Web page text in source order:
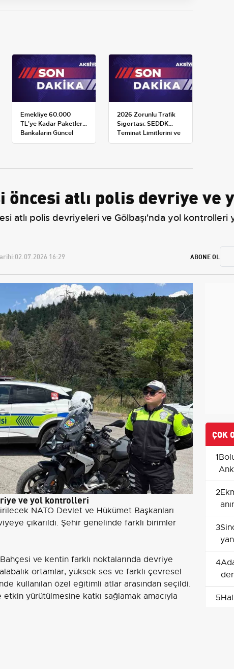
Emekliye 60.000
TL'ye Kadar Paketler:
Bankaların Güncel
Promosyon ve Ek
2026 Zorunlu Trafik
Sigortası: SEDDK
Teminat Limitlerini ve
Çoklu Araç Tarifesini
öncesi atlı polis devriye
atlı polis devriyeleri ve Gölbaşı'nda yol kontrolleri
02.07.2026 16:29 ABONE OL
ve yol kontrolleri
NATO Devlet ve Hükümet Başkanları
çıkarıldı. Şehir genelinde farklı birimler
ve kentin farklı noktalarında devriye
ortamlar, yüksek ses ve farklı çevresel
kullanılan özel eğitimli atlar arasından seçildi.
yürütülmesine katkı sağlamak amacıyla
ÇOK
1
2
3
4
5